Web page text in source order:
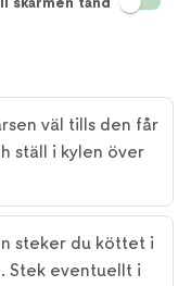
väl tills den får
ställ i kylen över
steker du köttet i
Stek eventuellt i